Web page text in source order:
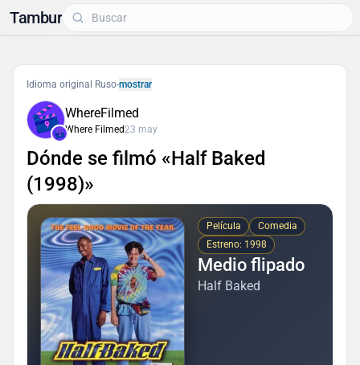
Tambur
Idioma original Ruso-mostrar
WhereFilmed
Where Filmed23 may
Dónde se filmó «Half Baked
(1998)»
Película
Comedia
Estreno: 1998
Medio flipado
Half Baked